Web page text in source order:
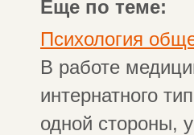
Еще по теме:
Психология
В работе
интернатного
одной стороны,